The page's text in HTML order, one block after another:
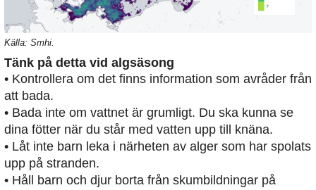
Källa: Smhi.
Tänk på detta vid algsäsong
• Kontrollera om det finns information som avråder från
att bada.
• Bada inte om vattnet är grumligt. Du ska kunna se
dina fötter när du står med vatten upp till knäna.
• Låt inte barn leka i närheten av alger som har spolats
upp på stranden.
• Håll barn och djur borta från skumbildningar på